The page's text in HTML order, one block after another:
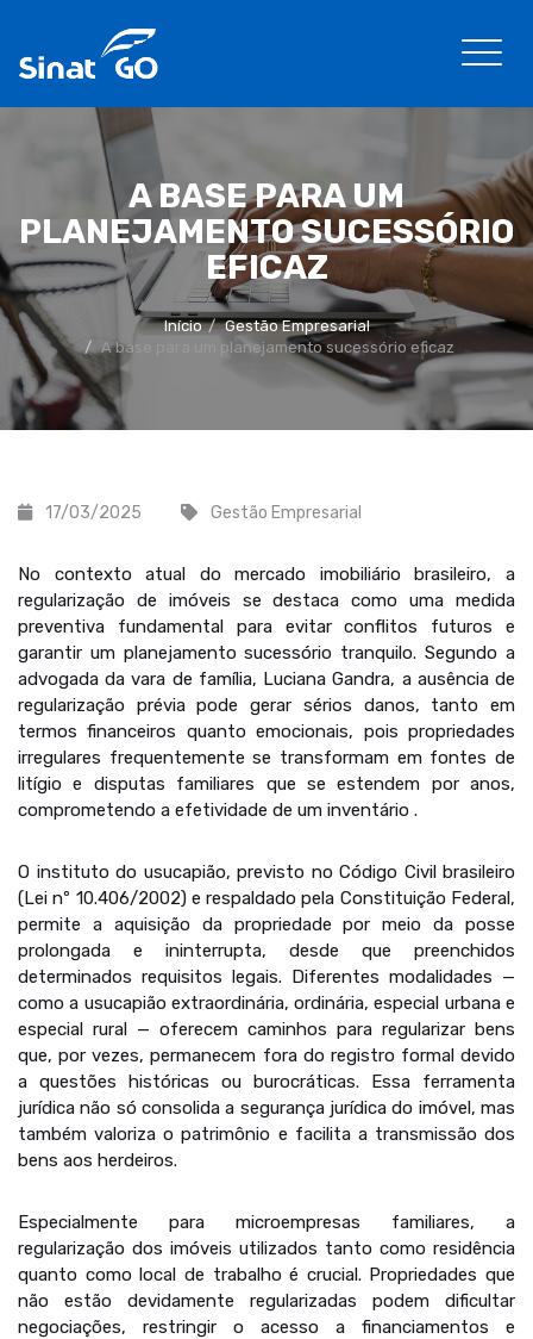
A BASE PARA UM
PLANEJAMENTO SUCESSÓRIO
EFICAZ
Início
Gestão Empresarial
A base para um planejamento sucessório eficaz
17/03/2025 Gestão Empresarial
No contexto atual do mercado imobiliário brasileiro, a
regularização de imóveis se destaca como uma medida
preventiva fundamental para evitar conflitos futuros e
garantir um planejamento sucessório tranquilo. Segundo a
advogada da vara de família, Luciana Gandra, a ausência de
regularização prévia pode gerar sérios danos, tanto em
termos financeiros quanto emocionais, pois propriedades
irregulares frequentemente se transformam em fontes de
litígio e disputas familiares que se estendem por anos,
comprometendo a efetividade de um inventário .
O instituto do usucapião, previsto no Código Civil brasileiro
(Lei nº 10.406/2002) e respaldado pela Constituição Federal,
permite a aquisição da propriedade por meio da posse
prolongada e ininterrupta, desde que preenchidos
determinados requisitos legais. Diferentes modalidades —
como a usucapião extraordinária, ordinária, especial urbana e
especial rural — oferecem caminhos para regularizar bens
que, por vezes, permanecem fora do registro formal devido
a questões históricas ou burocráticas. Essa ferramenta
jurídica não só consolida a segurança jurídica do imóvel, mas
também valoriza o patrimônio e facilita a transmissão dos
bens aos herdeiros.
Especialmente para microempresas familiares, a
regularização dos imóveis utilizados tanto como residência
quanto como local de trabalho é crucial. Propriedades que
não estão devidamente regularizadas podem dificultar
negociações, restringir o acesso a financiamentos e